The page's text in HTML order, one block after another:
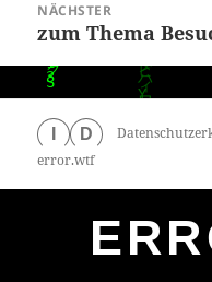
NÄCHSTER
Nächster
Beitrag:
zum Thema
D
error.wtf